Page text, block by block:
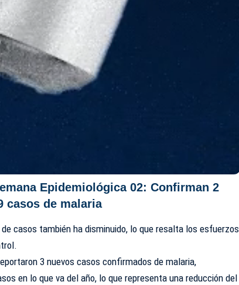
Epidemiológica 02: Confirman 2
casos de malaria
casos también ha disminuido, lo que resalta los esfuerzos
3 nuevos casos confirmados de malaria,
en lo que va del año, lo que representa una reducción del